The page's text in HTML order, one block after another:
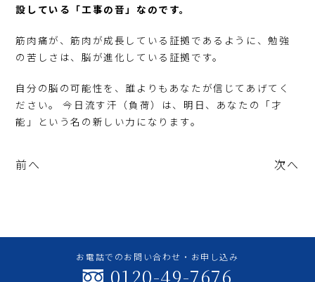
設している「工事の音」なのです。
筋肉痛が、筋肉が成長している証拠であるように、勉強
の苦しさは、脳が進化している証拠です。
自分の脳の可能性を、誰よりもあなたが信じてあげてく
ださい。 今日流す汗（負荷）は、明日、あなたの「才
能」という名の新しい力になります。
前へ 次へ
お電話でのお問い合わせ・お申し込み
0120-49-7676